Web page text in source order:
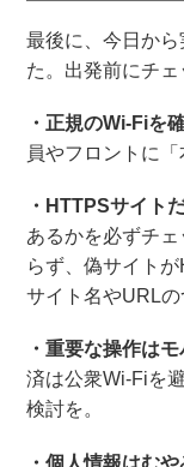
最後に、今日か
た。出発前にチェ
・正規のWi-Fiを
員やフロントに
・HTTPSサイト
あるかを必ずチ
らず、偽サイト
サイト名やURLの
・重要な操作は
済は公衆Wi-Fiを
検討を。
・個人情報はむ